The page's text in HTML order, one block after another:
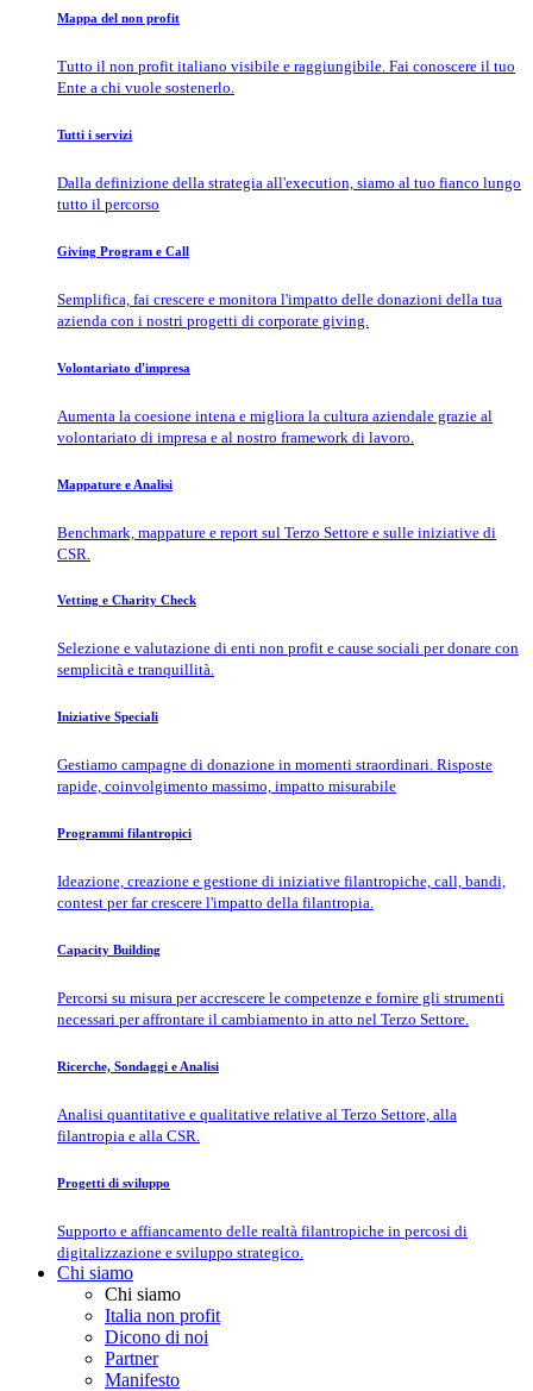
Mappa del non profit
Tutto il non profit italiano visibile e raggiungibile. Fai conoscere il tuo
Ente a chi vuole sostenerlo.
Tutti i servizi
Dalla definizione della strategia all'execution, siamo al tuo fianco lungo
tutto il percorso
Giving Program e Call
Semplifica, fai crescere e monitora l'impatto delle donazioni della tua
azienda con i nostri progetti di corporate giving.
Volontariato d'impresa
Aumenta la coesione intena e migliora la cultura aziendale grazie al
volontariato di impresa e al nostro framework di lavoro.
Mappature e Analisi
Benchmark, mappature e report sul Terzo Settore e sulle iniziative di
CSR.
Vetting e Charity Check
Selezione e valutazione di enti non profit e cause sociali per donare con
semplicità e tranquillità.
Iniziative Speciali
Gestiamo campagne di donazione in momenti straordinari. Risposte
rapide, coinvolgimento massimo, impatto misurabile
Programmi filantropici
Ideazione, creazione e gestione di iniziative filantropiche, call, bandi,
contest per far crescere l'impatto della filantropia.
Capacity Building
Percorsi su misura per accrescere le competenze e fornire gli strumenti
necessari per affrontare il cambiamento in atto nel Terzo Settore.
Ricerche, Sondaggi e Analisi
Analisi quantitative e qualitative relative al Terzo Settore, alla
filantropia e alla CSR.
Progetti di sviluppo
Supporto e affiancamento delle realtà filantropiche in percosi di
digitalizzazione e sviluppo strategico.
Chi siamo
Chi siamo
Italia non profit
Dicono di noi
Partner
Manifesto